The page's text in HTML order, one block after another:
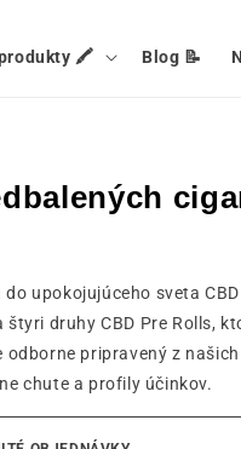
🖍️ Blog 📝
do upokojujúceho sveta
druhy CBD Pre Rolls,
odborne pripravený z
chute a profily účinkov.